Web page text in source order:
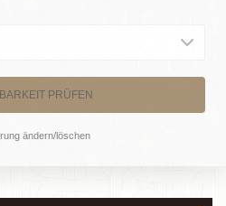
ändern/löschen